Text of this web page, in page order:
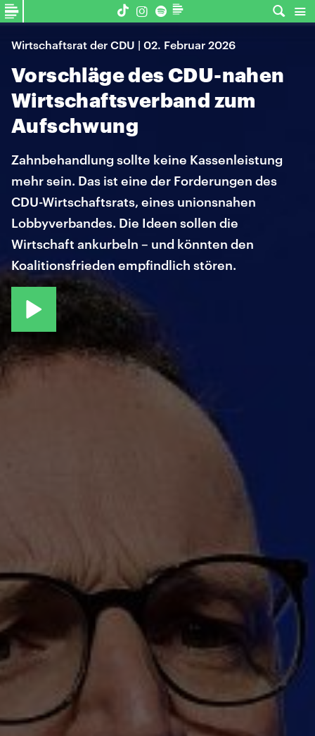
Wirtschaftsrat der CDU | 02. Februar 2026
Vorschläge des CDU-nahen
Wirtschaftsverband zum
Aufschwung
Zahnbehandlung sollte keine Kassenleistung
mehr sein. Das ist eine der Forderungen des
CDU-Wirtschaftsrats, eines unionsnahen
Lobbyverbandes. Die Ideen sollen die
Wirtschaft ankurbeln – und könnten den
Koalitionsfrieden empfindlich stören.